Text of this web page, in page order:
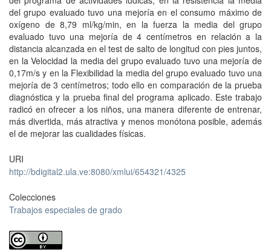
del grupo evaluado tuvo una mejoría en el consumo máximo de
oxígeno de 8,79 ml/kg/min, en la fuerza la media del grupo
evaluado tuvo una mejoría de 4 centímetros en relación a la
distancia alcanzada en el test de salto de longitud con pies juntos,
en la Velocidad la media del grupo evaluado tuvo una mejoría de
0,17m/s y en la Flexibilidad la media del grupo evaluado tuvo una
mejoría de 3 centímetros; todo ello en comparación de la prueba
diagnóstica y la prueba final del programa aplicado. Este trabajo
radicó en ofrecer a los niños, una manera diferente de entrenar,
más divertida, más atractiva y menos monótona posible, además
el de mejorar las cualidades físicas.
URI
http://bdigital2.ula.ve:8080/xmlui/654321/4325
Colecciones
Trabajos especiales de grado